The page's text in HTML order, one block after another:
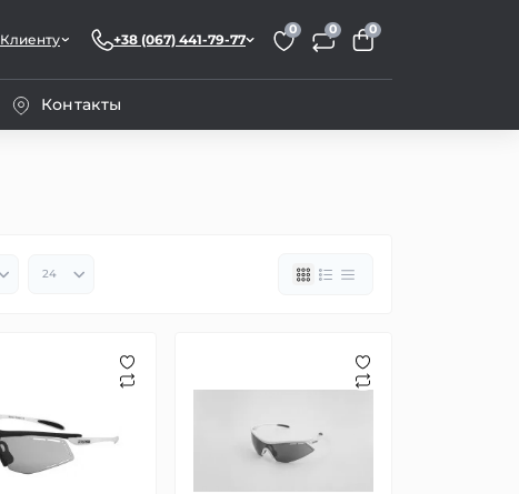
Клиенту +38 (067) 441-79-77
0 0 0
Контакты